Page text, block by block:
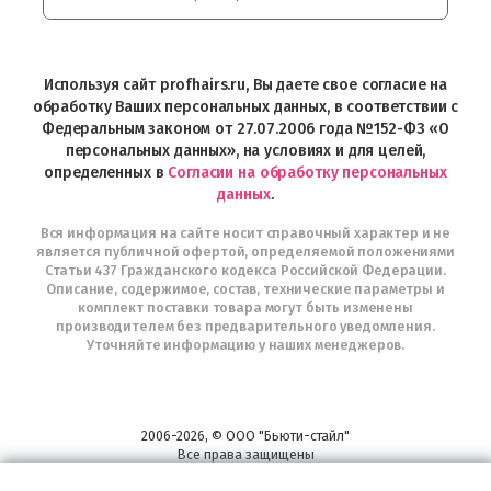
Интернет-
Telegram
Используя сайт profhairs.ru, Вы даете свое согласие на
обработку Ваших персональных данных, в соответствии с
Федеральным законом от 27.07.2006 года №152-ФЗ «О
персональных данных», на условиях и для целей,
определенных в Согласии на обработку персональных
данных.
Вся информация на сайте носит справочный характер и не
является публичной офертой, определяемой положениями
Статьи 437 Гражданского кодекса Российской Федерации.
Описание, содержимое, состав, технические параметры и
комплект поставки товара могут быть изменены
производителем без предварительного уведомления.
Уточняйте информацию у наших менеджеров.
2006-2026, © ООО "Бьюти-стайл"
Все права защищены